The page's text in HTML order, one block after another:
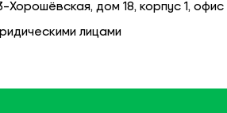
Хорошёвская, дом 18, корпус 1, офис
лицами